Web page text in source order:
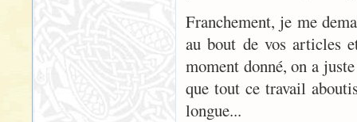
Franchement, je me
au bout de vos articles
moment donné, on a
que tout ce travail
longue...